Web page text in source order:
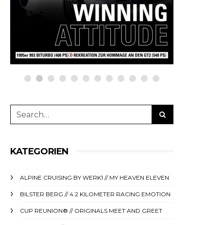
netzwerkeins | GO!
11. Dezember 2024
KATEGORIEN
ALPINE CRUISING BY WERK1 // MY HEAVEN ELEVEN
BILSTER BERG // 4.2 KILOMETER RACING EMOTION
CUP REUNION® // ORIGINALS MEET AND GREET